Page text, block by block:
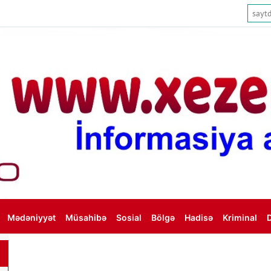
Mədəniyyət Müsahibə Sosial Bölgə Hadisə Kriminal